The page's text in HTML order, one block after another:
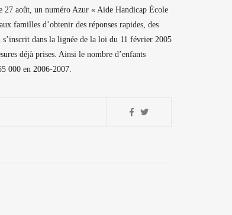
août, un numéro Azur « Aide Handicap École
familles d’obtenir des réponses rapides, des
s’inscrit dans la lignée de la loi du 11 février 2005
déjà prises. Ainsi le nombre d’enfants
000 en 2006-2007.